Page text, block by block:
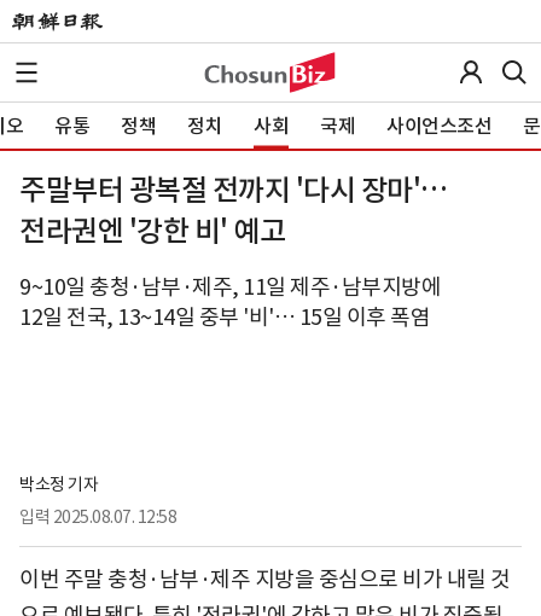
오 유통 정책 정치 사회 국제 사이언스조선
주말부터 광복절 전까지 '다시 장마'…
전라권엔 '강한 비' 예고
9~10일 충청·남부·제주, 11일 제주·남부지방에
12일 전국, 13~14일 중부 '비'… 15일 이후 폭염
박소정 기자
입력 2025.08.07. 12:58
이번 주말 충청·남부·제주 지방을 중심으로 비가 내릴 것